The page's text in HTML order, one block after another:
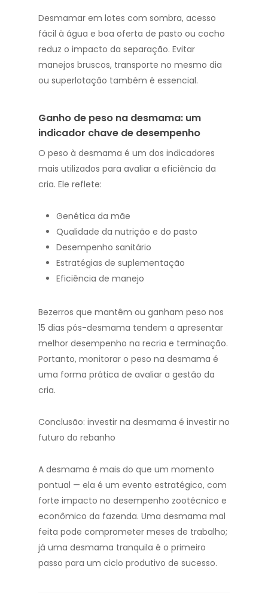
Desmamar em lotes com sombra, acesso
fácil à água e boa oferta de pasto ou cocho
reduz o impacto da separação. Evitar
manejos bruscos, transporte no mesmo dia
ou superlotação também é essencial.
Ganho de peso na desmama: um
indicador chave de desempenho
O peso à desmama é um dos indicadores
mais utilizados para avaliar a eficiência da
cria. Ele reflete:
Genética da mãe
Qualidade da nutrição e do pasto
Desempenho sanitário
Estratégias de suplementação
Eficiência de manejo
Bezerros que mantêm ou ganham peso nos
15 dias pós-desmama tendem a apresentar
melhor desempenho na recria e terminação.
Portanto, monitorar o peso na desmama é
uma forma prática de avaliar a gestão da
cria.
Conclusão: investir na desmama é investir no
futuro do rebanho
A desmama é mais do que um momento
pontual — ela é um evento estratégico, com
forte impacto no desempenho zootécnico e
econômico da fazenda. Uma desmama mal
feita pode comprometer meses de trabalho;
já uma desmama tranquila é o primeiro
passo para um ciclo produtivo de sucesso.